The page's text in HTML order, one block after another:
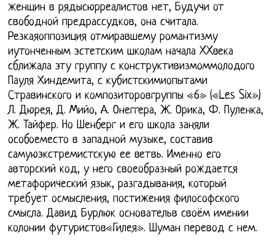
женщин в рядысюрреалистов нет, Будучи от
свободной предрассудков, она считала.
Резкаяоппозиция отмиравшему романтизму
иутонченным эстетским школам начала XXвека
сближала эту группу с конструктивизмоммолодого
Пауля Хиндемита, с кубистскимиопытами
Стравинского и композиторовгруппы «6» («Les Six»)
Л. Дюрея, Д. Мийо, А. Онеггера, Ж. Орика, Ф. Пуленка,
Ж. Тайфер. Но Шенберг и его школа заняли
особоеместо в западной музыке, составив
самуюэкстремистскую ее ветвь. Именно его
авторский код, у него своеобразный рождается
метафорический язык, разгадывания, который
требует осмысления, постижения философского
смысла. Давид Бурлюк основательв своём имении
колонии футуристов«Гилея». Шуман перевод с нем.